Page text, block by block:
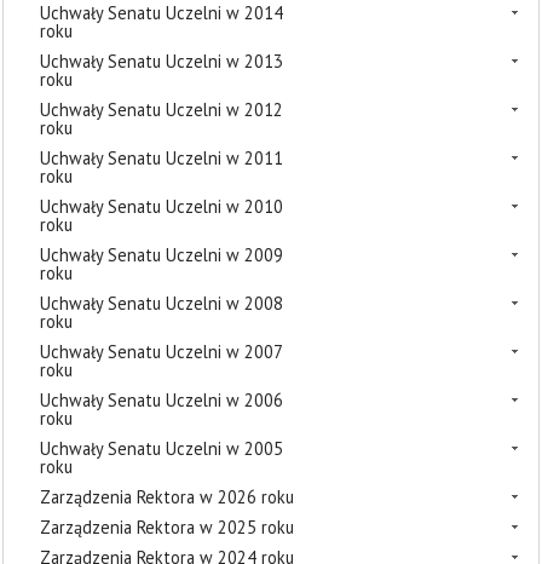
Uchwały Senatu Uczelni w 2014
roku
Uchwały Senatu Uczelni w 2013
roku
Uchwały Senatu Uczelni w 2012
roku
Uchwały Senatu Uczelni w 2011
roku
Uchwały Senatu Uczelni w 2010
roku
Uchwały Senatu Uczelni w 2009
roku
Uchwały Senatu Uczelni w 2008
roku
Uchwały Senatu Uczelni w 2007
roku
Uchwały Senatu Uczelni w 2006
roku
Uchwały Senatu Uczelni w 2005
roku
Zarządzenia Rektora w 2026 roku
Zarządzenia Rektora w 2025 roku
Zarządzenia Rektora w 2024 roku